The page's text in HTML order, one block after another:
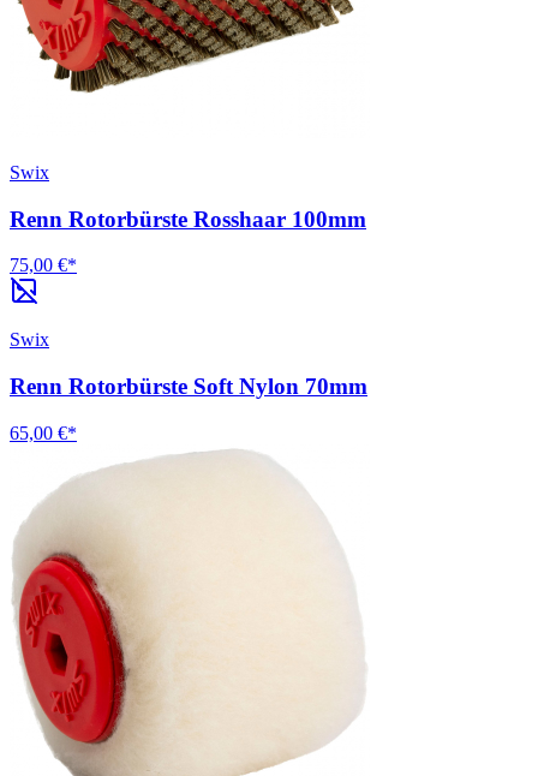
Swix
Renn Rotorbürste Rosshaar 100mm
75,00 €*
Swix
Renn Rotorbürste Soft Nylon 70mm
65,00 €*